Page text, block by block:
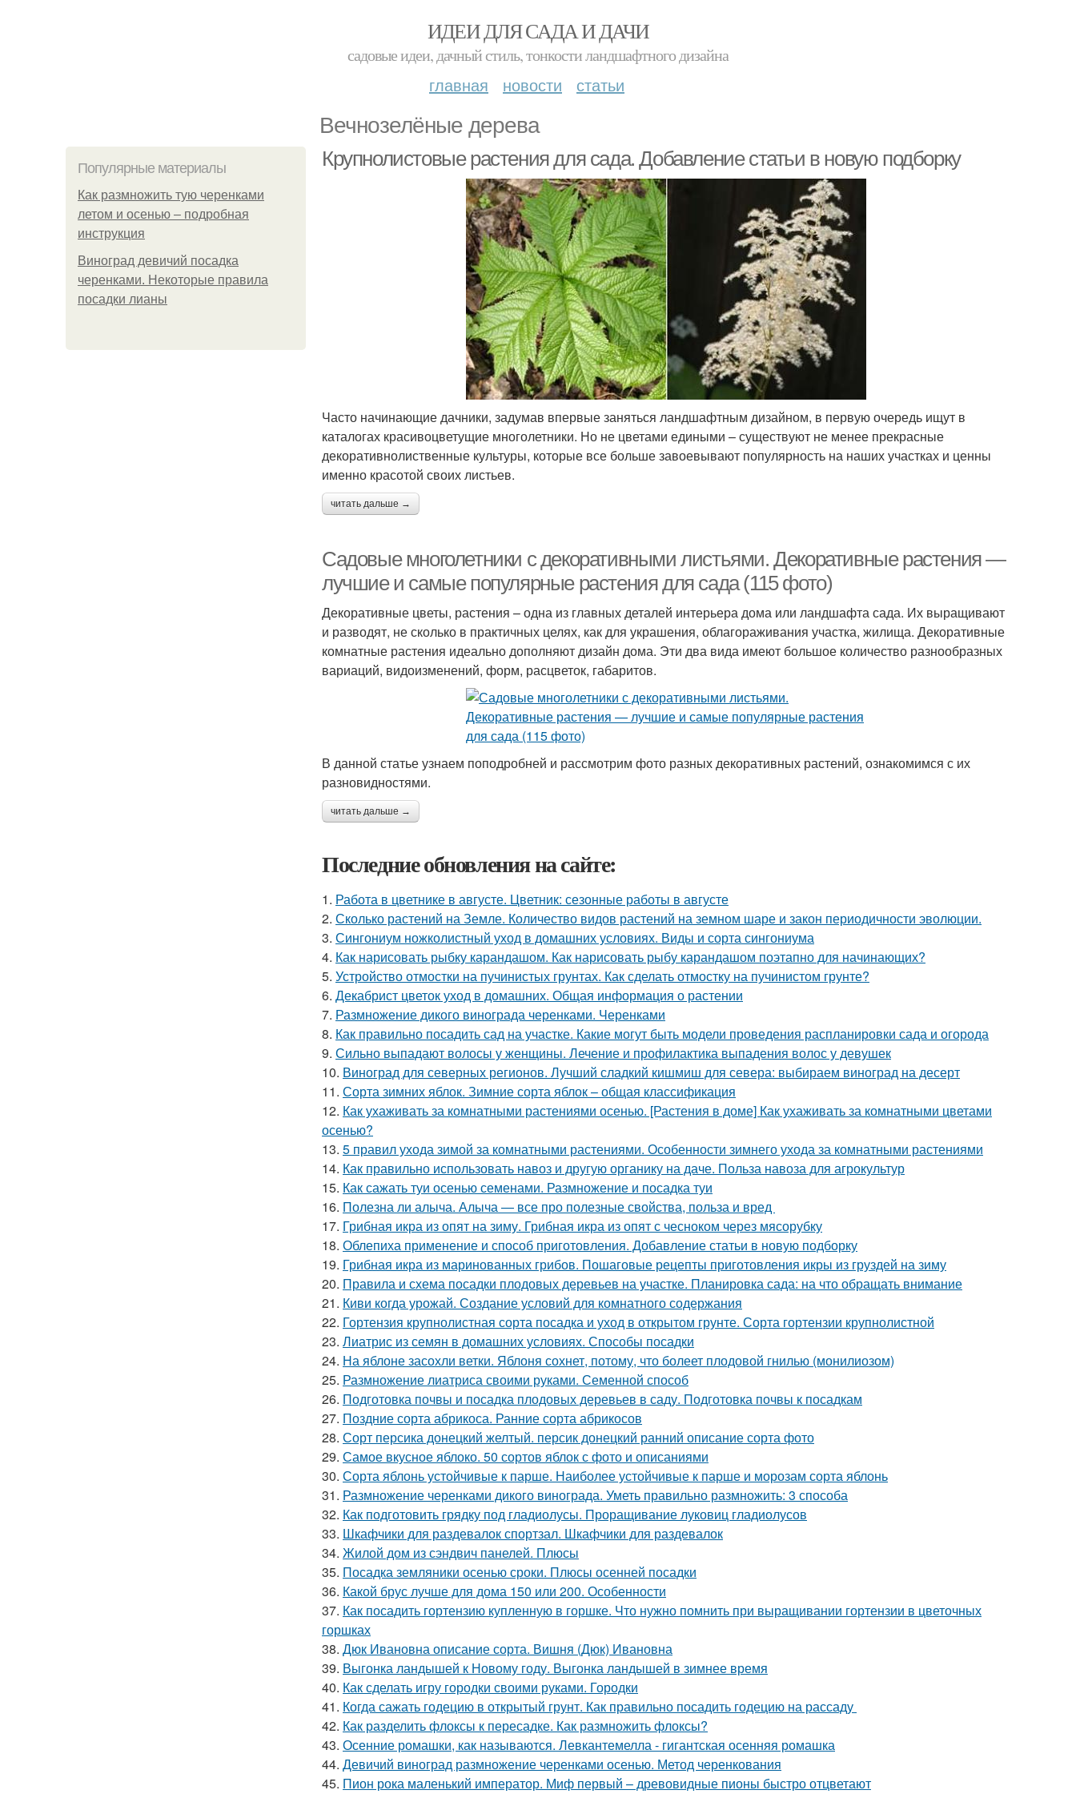
ИДЕИ ДЛЯ САДА И ДАЧИ
садовые идеи, дачный стиль, тонкости ландшафтного дизайна
главная новости статьи
Вечнозелёные дерева
Популярные материалы
Как размножить тую черенками
летом и осенью – подробная
инструкция
Виноград девичий посадка
черенками. Некоторые правила
посадки лианы
Крупнолистовые растения для сада. Добавление статьи в новую подборку
Часто начинающие дачники, задумав впервые заняться ландшафтным дизайном, в первую очередь ищут в
каталогах красивоцветущие многолетники. Но не цветами едиными – существуют не менее прекрасные
декоративнолиственные культуры, которые все больше завоевывают популярность на наших участках и ценны
именно красотой своих листьев.
читать дальше →
Садовые многолетники с декоративными листьями. Декоративные растения —
лучшие и самые популярные растения для сада (115 фото)
Декоративные цветы, растения – одна из главных деталей интерьера дома или ландшафта сада. Их выращивают
и разводят, не сколько в практичных целях, как для украшения, облагораживания участка, жилища. Декоративные
комнатные растения идеально дополняют дизайн дома. Эти два вида имеют большое количество разнообразных
вариаций, видоизменений, форм, расцветок, габаритов.
В данной статье узнаем поподробней и рассмотрим фото разных декоративных растений, ознакомимся с их
разновидностями.
читать дальше →
Последние обновления на сайте:
1. Работа в цветнике в августе. Цветник: сезонные работы в августе
2. Сколько растений на Земле. Количество видов растений на земном шаре и закон периодичности эволюции.
3. Сингониум ножколистный уход в домашних условиях. Виды и сорта сингониума
4. Как нарисовать рыбку карандашом. Как нарисовать рыбу карандашом поэтапно для начинающих?
5. Устройство отмостки на пучинистых грунтах. Как сделать отмостку на пучинистом грунте?
6. Декабрист цветок уход в домашних. Общая информация о растении
7. Размножение дикого винограда черенками. Черенками
8. Как правильно посадить сад на участке. Какие могут быть модели проведения распланировки сада и огорода
9. Сильно выпадают волосы у женщины. Лечение и профилактика выпадения волос у девушек
10. Виноград для северных регионов. Лучший сладкий кишмиш для севера: выбираем виноград на десерт
11. Сорта зимних яблок. Зимние сорта яблок – общая классификация
12. Как ухаживать за комнатными растениями осенью. [Растения в доме] Как ухаживать за комнатными цветами
осенью?
13. 5 правил ухода зимой за комнатными растениями. Особенности зимнего ухода за комнатными растениями
14. Как правильно использовать навоз и другую органику на даче. Польза навоза для агрокультур
15. Как сажать туи осенью семенами. Размножение и посадка туи
16. Полезна ли алыча. Алыча — все про полезные свойства, польза и вред
17. Грибная икра из опят на зиму. Грибная икра из опят с чесноком через мясорубку
18. Облепиха применение и способ приготовления. Добавление статьи в новую подборку
19. Грибная икра из маринованных грибов. Пошаговые рецепты приготовления икры из груздей на зиму
20. Правила и схема посадки плодовых деревьев на участке. Планировка сада: на что обращать внимание
21. Киви когда урожай. Создание условий для комнатного содержания
22. Гортензия крупнолистная сорта посадка и уход в открытом грунте. Сорта гортензии крупнолистной
23. Лиатрис из семян в домашних условиях. Способы посадки
24. На яблоне засохли ветки. Яблоня сохнет, потому, что болеет плодовой гнилью (монилиозом)
25. Размножение лиатриса своими руками. Семенной способ
26. Подготовка почвы и посадка плодовых деревьев в саду. Подготовка почвы к посадкам
27. Поздние сорта абрикоса. Ранние сорта абрикосов
28. Сорт персика донецкий желтый. персик донецкий ранний описание сорта фото
29. Самое вкусное яблоко. 50 сортов яблок с фото и описаниями
30. Сорта яблонь устойчивые к парше. Наиболее устойчивые к парше и морозам сорта яблонь
31. Размножение черенками дикого винограда. Уметь правильно размножить: 3 способа
32. Как подготовить грядку под гладиолусы. Проращивание луковиц гладиолусов
33. Шкафчики для раздевалок спортзал. Шкафчики для раздевалок
34. Жилой дом из сэндвич панелей. Плюсы
35. Посадка земляники осенью сроки. Плюсы осенней посадки
36. Какой брус лучше для дома 150 или 200. Особенности
37. Как посадить гортензию купленную в горшке. Что нужно помнить при выращивании гортензии в цветочных
горшках
38. Дюк Ивановна описание сорта. Вишня (Дюк) Ивановна
39. Выгонка ландышей к Новому году. Выгонка ландышей в зимнее время
40. Как сделать игру городки своими руками. Городки
41. Когда сажать годецию в открытый грунт. Как правильно посадить годецию на рассаду
42. Как разделить флоксы к пересадке. Как размножить флоксы?
43. Осенние ромашки, как называются. Левкантемелла - гигантская осенняя ромашка
44. Девичий виноград размножение черенками осенью. Метод черенкования
45. Пион рока маленький император. Миф первый – древовидные пионы быстро отцветают